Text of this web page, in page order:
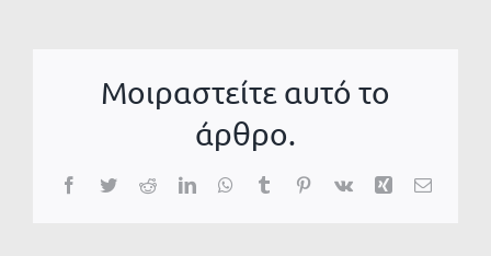
Μοιραστείτε αυτό το
άρθρο.
Facebook
TwitterRedditLinkedInWhatsApp
TumblrPinterest
Vk Xing Email